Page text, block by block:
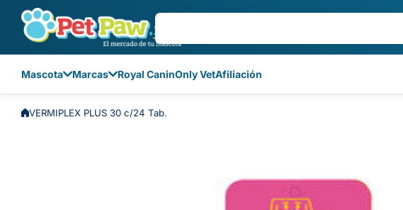
Saltar al contenido
Mascota Marcas Royal CaninOnly VetAfiliación
VERMIPLEX PLUS 30 c/24 Tab.